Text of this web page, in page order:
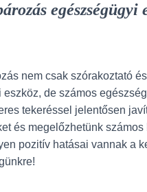
egészségügyi
nem csak szórakoztató
eszköz, de számos
tekeréssel jelentősen
és megelőzhetünk számos
pozitív hatásai vannak a